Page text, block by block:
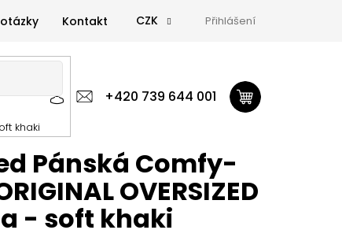
Kontakt CZK Přihlášení
+420 739 644 001
Zdravá výživa Doplňky GymTime Magazín
Doplňky
khaki
Pánská Comfy-
OVERSIZED
- soft khaki